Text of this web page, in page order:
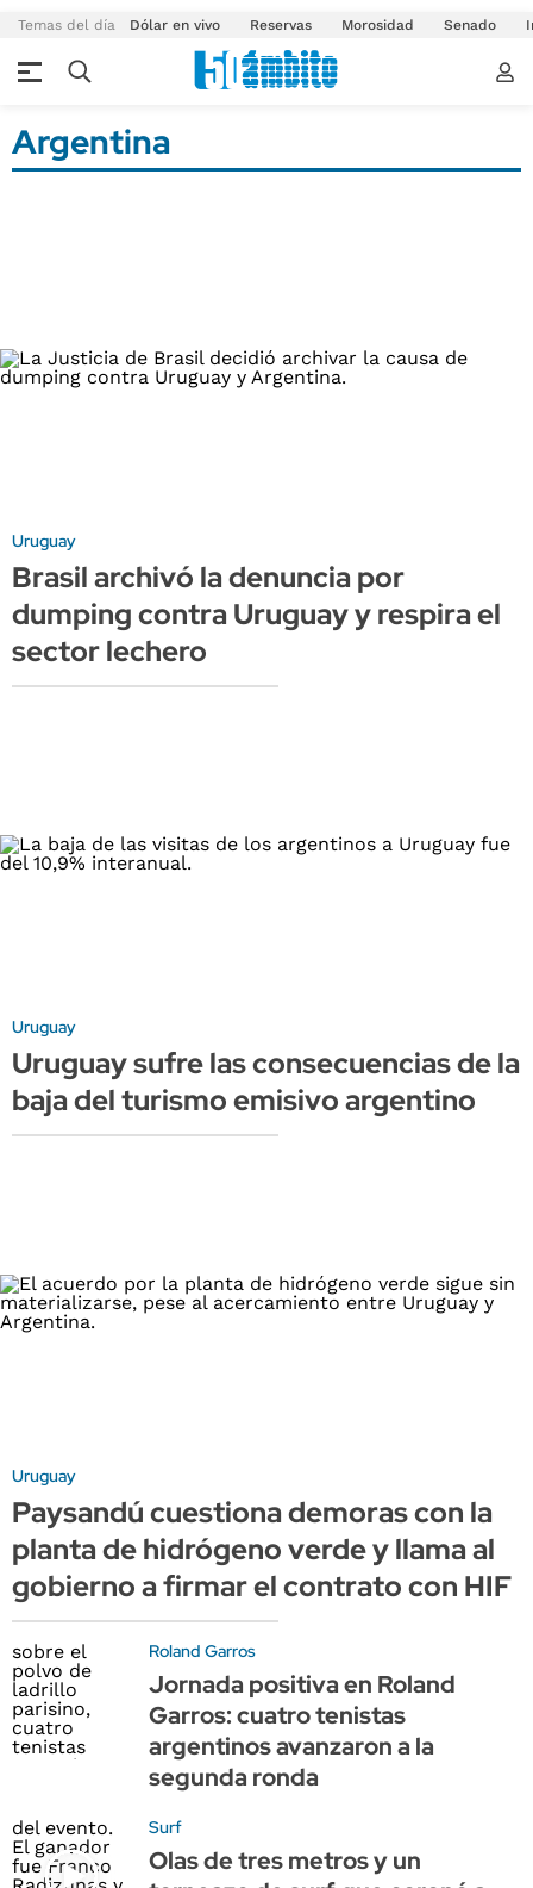
Temas del día Dólar en vivo Reservas Morosidad Senado
Argentina
Uruguay
Brasil archivó la denuncia por
dumping contra Uruguay y respira el
sector lechero
Uruguay
Uruguay sufre las consecuencias de la
baja del turismo emisivo argentino
Uruguay
Paysandú cuestiona demoras con la
planta de hidrógeno verde y llama al
gobierno a firmar el contrato con HIF
Roland Garros
Jornada positiva en Roland
Garros: cuatro tenistas
argentinos avanzaron a la
segunda ronda
Surf
Olas de tres metros y un